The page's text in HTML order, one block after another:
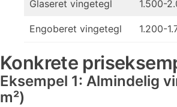
Glaseret vingetegl 1.500-
Engoberet vingetegl 1.200-
Konkrete
Eksempel 1: Almindelig
m²)